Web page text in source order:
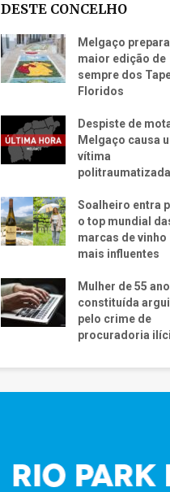
DESTE CONCELHO
Melgaço
maior edição de
sempre dos
Floridos
Despiste de
Melgaço causa
vítima
politraumatizada
Soalheiro entra
o top mundial
marcas de vinho
mais influentes
Mulher de 55
constituída
pelo crime de
procuradoria